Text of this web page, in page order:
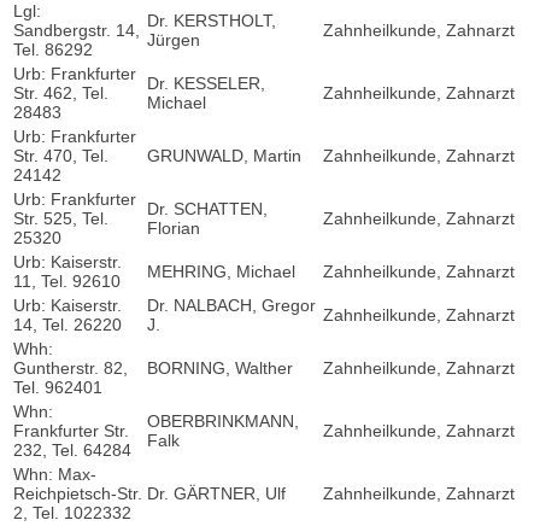
Lgl:
Sandbergstr. 14,
Tel. 86292
Dr. KERSTHOLT,
Jürgen
Zahnheilkunde, Zahnarzt
Urb: Frankfurter
Str. 462, Tel.
28483
Dr. KESSELER,
Michael
Zahnheilkunde, Zahnarzt
Urb: Frankfurter
Str. 470, Tel.
24142
GRUNWALD, Martin Zahnheilkunde, Zahnarzt
Urb: Frankfurter
Str. 525, Tel.
25320
Dr. SCHATTEN,
Florian
Zahnheilkunde, Zahnarzt
Urb: Kaiserstr.
11, Tel. 92610
MEHRING, Michael
Zahnheilkunde, Zahnarzt
Urb: Kaiserstr.
14, Tel. 26220
Dr. NALBACH, Gregor
J.
Zahnheilkunde, Zahnarzt
Whh:
Guntherstr. 82,
Tel. 962401
BORNING, Walther Zahnheilkunde, Zahnarzt
Whn:
Frankfurter Str.
232, Tel. 64284
OBERBRINKMANN,
Falk
Zahnheilkunde, Zahnarzt
Whn: Max-
Reichpietsch-Str.
2, Tel. 1022332
Dr. GÄRTNER, Ulf Zahnheilkunde, Zahnarzt